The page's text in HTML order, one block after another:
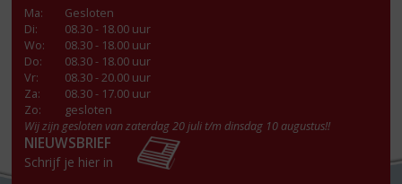
Ma:
Gesloten
Di:
08.30 - 18.00 uur
Wo:
08.30 - 18.00 uur
Do:
08.30 - 18.00 uur
Vr:
08.30 - 20.00 uur
Za:
08.30 - 17.00 uur
Zo:
gesloten
Wij zijn gesloten van zaterdag 20 juli t/m dinsdag 10 augustus!!
NIEUWSBRIEF
Schrijf je hier in